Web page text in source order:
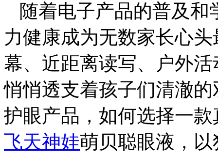
随着电子产品的普及
力健康成为无数家长心
幕、近距离读写、户外
悄悄透支着孩子们清澈
护眼产品，如何选择一
飞天神娃萌贝聪眼液，